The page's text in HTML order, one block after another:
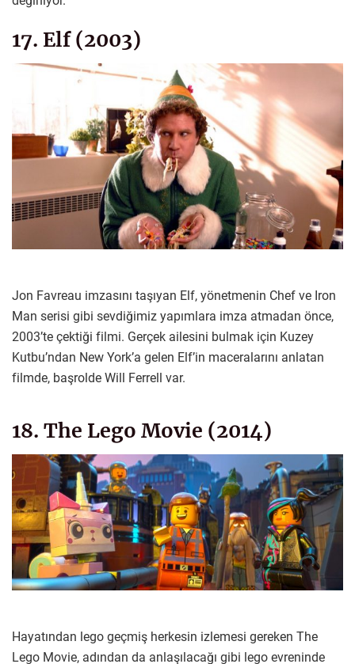
17. Elf (2003)
Jon Favreau imzasını taşıyan Elf, yönetmenin Chef ve Iron
Man serisi gibi sevdiğimiz yapımlara imza atmadan önce,
2003’te çektiği filmi. Gerçek ailesini bulmak için Kuzey
Kutbu’ndan New York’a gelen Elf’in maceralarını anlatan
filmde, başrolde Will Ferrell var.
18. The Lego Movie (2014)
Hayatından lego geçmiş herkesin izlemesi gereken The
Lego Movie, adından da anlaşılacağı gibi lego evreninde